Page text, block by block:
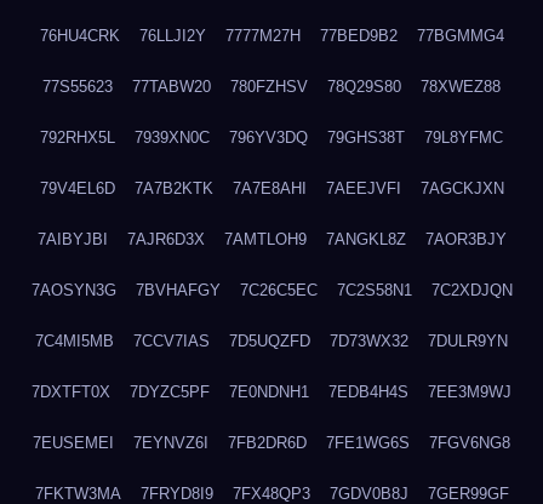
76HU4CRK 76LLJI2Y 7777M27H 77BED9B2 77BGMMG4
77S55623 77TABW20 780FZHSV 78Q29S80 78XWEZ88
792RHX5L 7939XN0C 796YV3DQ 79GHS38T 79L8YFMC
79V4EL6D 7A7B2KTK 7A7E8AHI 7AEEJVFI 7AGCKJXN
7AIBYJBI 7AJR6D3X 7AMTLOH9 7ANGKL8Z 7AOR3BJY
7AOSYN3G 7BVHAFGY 7C26C5EC 7C2S58N1 7C2XDJQN
7C4MI5MB 7CCV7IAS 7D5UQZFD 7D73WX32 7DULR9YN
7DXTFT0X 7DYZC5PF 7E0NDNH1 7EDB4H4S 7EE3M9WJ
7EUSEMEI 7EYNVZ6I 7FB2DR6D 7FE1WG6S 7FGV6NG8
7FKTW3MA 7FRYD8I9 7FX48QP3 7GDV0B8J 7GER99GF